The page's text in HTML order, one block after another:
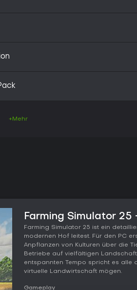
+Mehr
Farming Simulator 25
Farming Simulator 25 ist ein
modernen Hof leitest. Für den PC
Anpflanzen von Kulturen über die
Betriebe auf vielfältigen
entspannten Tempo spricht es alle
virtuelle Landwirtschaft mögen.
Gameplay